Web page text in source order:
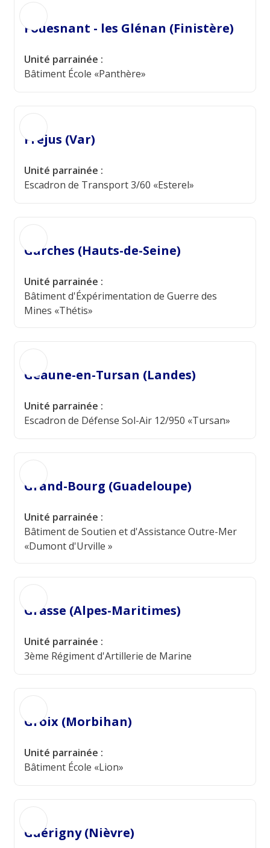
Fouesnant - les Glénan (Finistère)
Unité parrainée :
Bâtiment École «Panthère»
Fréjus (Var)
Unité parrainée :
Escadron de Transport 3/60 «Esterel»
Garches (Hauts-de-Seine)
Unité parrainée :
Bâtiment d'Éxpérimentation de Guerre des
Mines «Thétis»
Geaune-en-Tursan (Landes)
Unité parrainée :
Escadron de Défense Sol-Air 12/950 «Tursan»
Grand-Bourg (Guadeloupe)
Unité parrainée :
Bâtiment de Soutien et d'Assistance Outre-Mer
«Dumont d'Urville »
Grasse (Alpes-Maritimes)
Unité parrainée :
3ème Régiment d'Artillerie de Marine
Groix (Morbihan)
Unité parrainée :
Bâtiment École «Lion»
Guérigny (Nièvre)